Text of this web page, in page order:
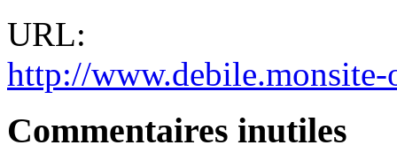
URL:
http://www.debile.monsite-
Commentaires inutiles